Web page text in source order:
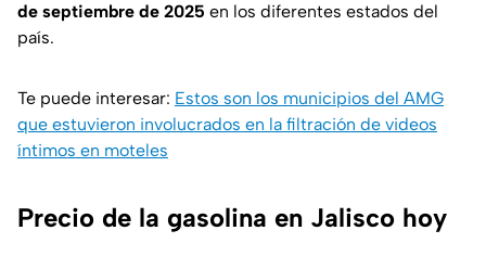
de septiembre de 2025 en los diferentes estados del
país.
Te puede interesar: Estos son los municipios del AMG
que estuvieron involucrados en la filtración de videos
íntimos en moteles
Precio de la gasolina en Jalisco hoy